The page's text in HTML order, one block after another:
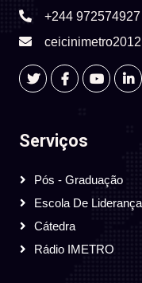
+244
Serviços
Pós - Graduação
Escola De
Cátedra
Rádio IMETRO